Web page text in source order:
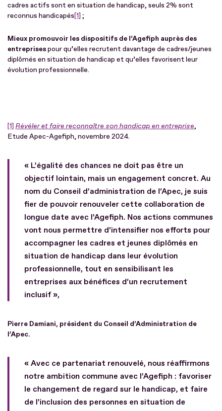
cadres actifs sont en situation de handicap, seuls 2% sont
reconnus handicapés[1] ;
Mieux promouvoir les dispositifs de l’Agefiph auprès des
entreprisespour qu’elles recrutent davantage de cadres/jeunes
diplômés en situation de handicap et qu’elles favorisent leur
évolution professionnelle.
[1] Révéler et faire reconnaître son handicap en entreprise,
Etude Apec-Agefiph, novembre 2024.
« L’égalité des chances ne doit pas être un
objectif lointain, mais un engagement concret. Au
nom du Conseil d’administration de l’Apec, je suis
fier de pouvoir renouveler cette collaboration de
longue date avec l’Agefiph. Nos actions communes
vont nous permettre d’intensifier nos efforts pour
accompagner les cadres et jeunes diplômés en
situation de handicap dans leur évolution
professionnelle, tout en sensibilisant les
entreprises aux bénéfices d’un recrutement
inclusif »,
Pierre Damiani, président du Conseil d’Administration de
l’Apec.
« Avec ce partenariat renouvelé, nous réaffirmons
notre ambition commune avec l’Agefiph : favoriser
le changement de regard sur le handicap, et faire
de l’inclusion des personnes en situation de